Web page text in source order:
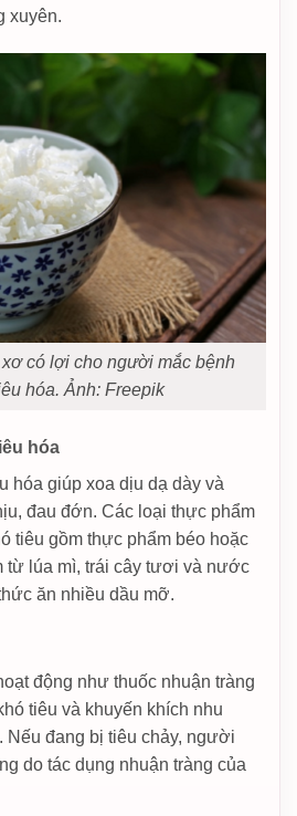
xuyên.
có lợi cho người mắc bệnh
hóa. Ảnh: Freepik
hóa
hóa giúp xoa dịu dạ dày và
đau đớn. Các loại thực phẩm
tiêu gồm thực phẩm béo hoặc
từ lúa mì, trái cây tươi và nước
ăn nhiều dầu mỡ.
động như thuốc nhuận tràng
tiêu và khuyến khích nhu
Nếu đang bị tiêu chảy, người
do tác dụng nhuận tràng của